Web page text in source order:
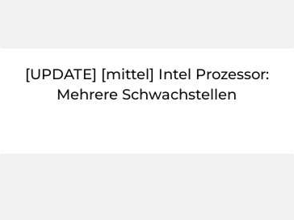
[UPDATE] [mittel] Intel Prozessor:
Mehrere Schwachstellen